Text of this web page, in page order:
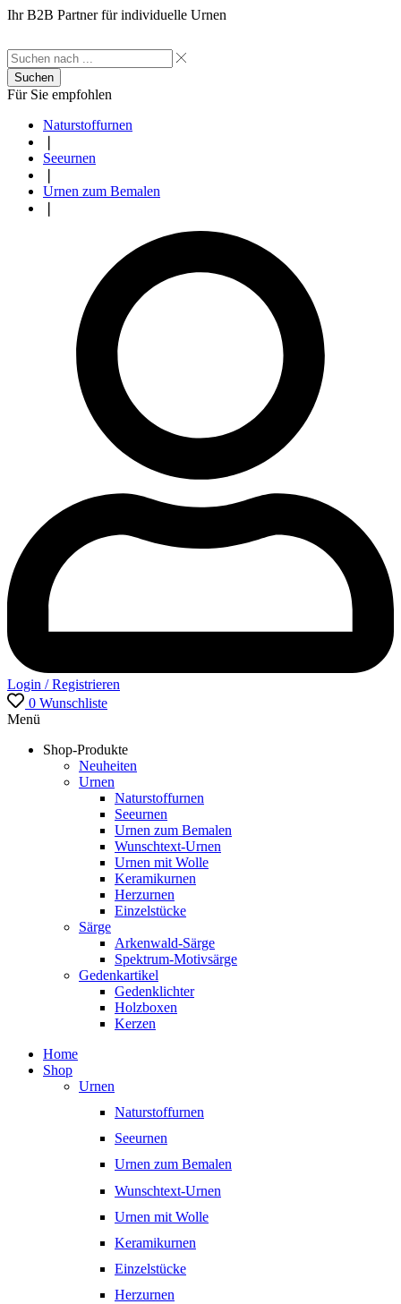
Ihr B2B Partner für individuelle Urnen
Suchen
Für Sie empfohlen
Naturstoffurnen
Seeurnen
Urnen zum Bemalen
Login / Registrieren
0 Wunschliste
Menü
Shop-Produkte
Neuheiten
Urnen
Naturstoffurnen
Seeurnen
Urnen zum Bemalen
Wunschtext-Urnen
Urnen mit Wolle
Keramikurnen
Herzurnen
Einzelstücke
Särge
Arkenwald-Särge
Spektrum-Motivsärge
Gedenkartikel
Gedenklichter
Holzboxen
Kerzen
Home
Shop
Urnen
Naturstoffurnen
Seeurnen
Urnen zum Bemalen
Wunschtext-Urnen
Urnen mit Wolle
Keramikurnen
Einzelstücke
Herzurnen